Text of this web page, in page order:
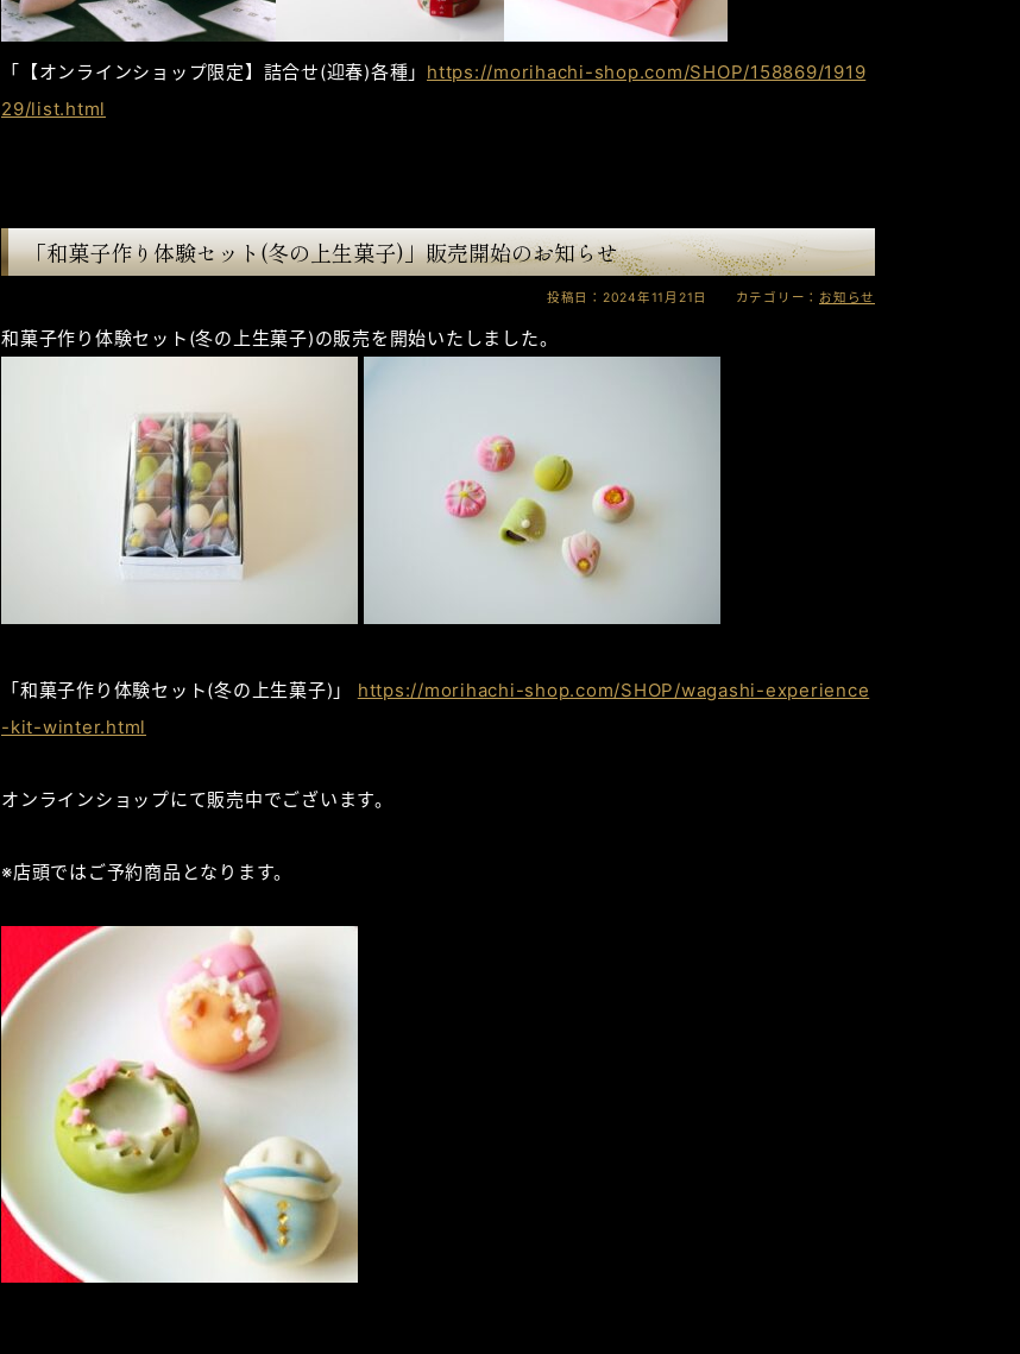
「【オンラインショップ限定】詰合せ(迎春)各種」 https://morihachi-shop.com/SHOP/158869/1919
29/list.html
「和菓子作り体験セット(冬の上生菓子)」販売開始のお知らせ
投稿日：2024年11月21日 カテゴリー： お知らせ
和菓子作り体験セット(冬の上生菓子)の販売を開始いたしました。
「和菓子作り体験セット(冬の上生菓子)」 https://morihachi-shop.com/SHOP/wagashi-experience
-kit-winter.html
オンラインショップにて販売中でございます。
※店頭ではご予約商品となります。